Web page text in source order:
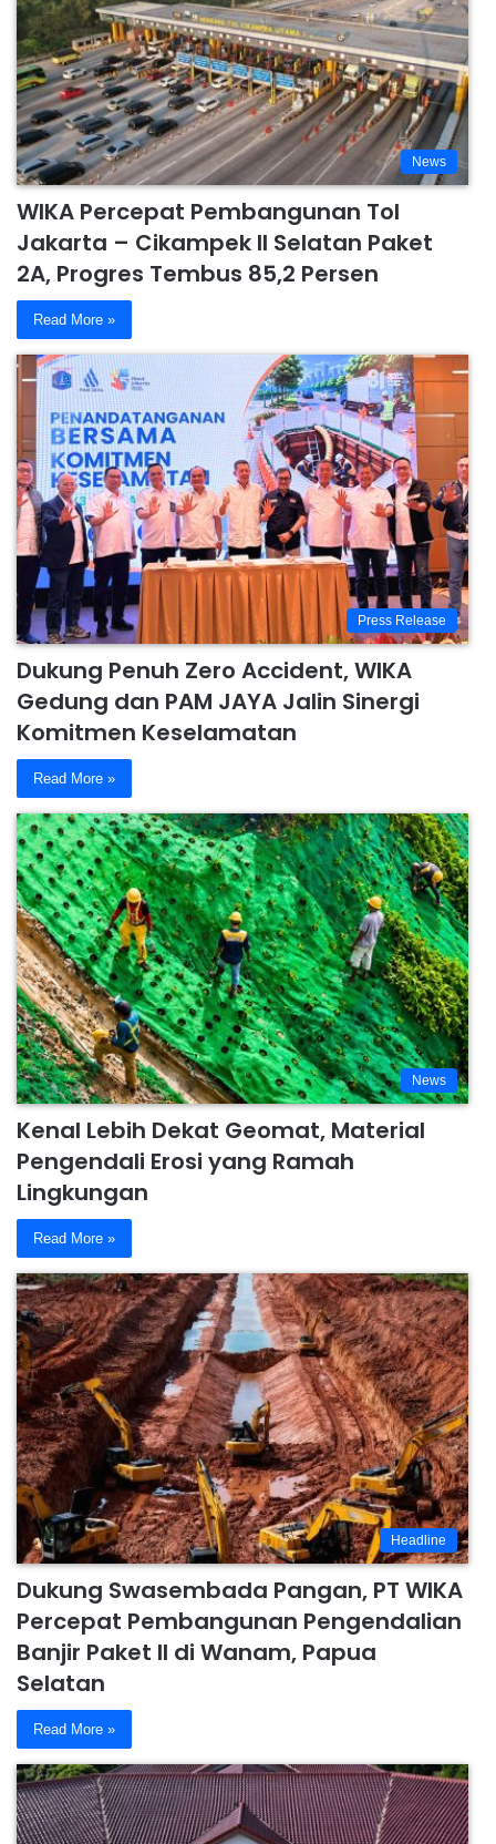
News
WIKA Percepat Pembangunan Tol
Jakarta – Cikampek II Selatan Paket
2A, Progres Tembus 85,2 Persen
Read More »
Press Release
Dukung Penuh Zero Accident, WIKA
Gedung dan PAM JAYA Jalin Sinergi
Komitmen Keselamatan
Read More »
News
Kenal Lebih Dekat Geomat, Material
Pengendali Erosi yang Ramah
Lingkungan
Read More »
Headline
Dukung Swasembada Pangan, PT WIKA
Percepat Pembangunan Pengendalian
Banjir Paket II di Wanam, Papua
Selatan
Read More »